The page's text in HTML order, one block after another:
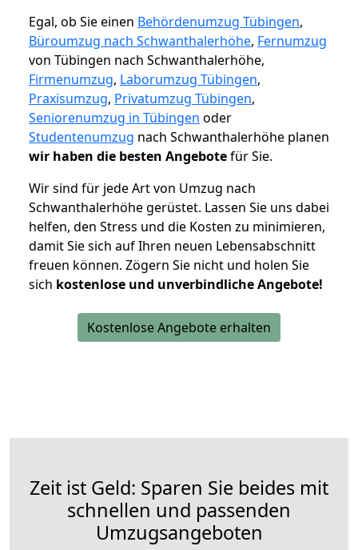
Egal, ob Sie einen Behördenumzug Tübingen,
Büroumzug nach Schwanthalerhöhe, Fernumzug
von Tübingen nach Schwanthalerhöhe,
Firmenumzug, Laborumzug Tübingen,
Praxisumzug, Privatumzug Tübingen,
Seniorenumzug in Tübingen oder
Studentenumzug nach Schwanthalerhöhe planen
wir haben die besten Angebotefür Sie.
Wir sind für jede Art von Umzug nach
Schwanthalerhöhe gerüstet. Lassen Sie uns dabei
helfen, den Stress und die Kosten zu minimieren,
damit Sie sich auf Ihren neuen Lebensabschnitt
freuen können. Zögern Sie nicht und holen Sie
sich kostenlose und unverbindliche Angebote!
Kostenlose Angebote erhalten
Zeit ist Geld: Sparen Sie beides mit
schnellen und passenden
Umzugsangeboten